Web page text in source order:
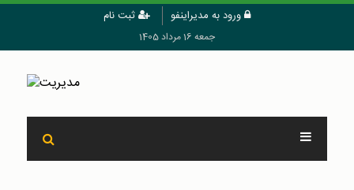
ورود به مدیراینفو ثبت نام
جمعه 16 مرداد 1405